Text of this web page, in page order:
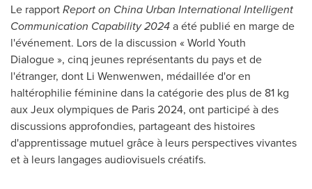
Le rapportReport on China Urban International Intelligent
Communication Capability 2024a été publié en marge de
l'événement. Lors de ladiscussion « World Youth
Dialogue », cinq jeunes représentants du pays et de
l'étranger, dont Li Wenwenwen, médaillée d'or en
haltérophilie féminine dans la catégorie des plus de 81 kg
aux Jeux olympiques de Paris2024, ont participé à des
discussions approfondies, partageant des histoires
d'apprentissage mutuel grâce à leurs perspectives vivantes
et à leurs langages audiovisuels créatifs.